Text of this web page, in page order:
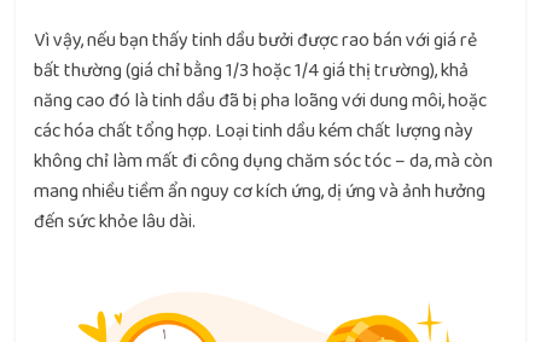
Vì vậy, nếu bạn thấy tinh dầu bưởi được rao bán với giá rẻ
bất thường (giá chỉ bằng 1/3 hoặc 1/4 giá thị trường), khả
năng cao đó là tinh dầu đã bị pha loãng với dung môi, hoặc
các hóa chất tổng hợp. Loại tinh dầu kém chất lượng này
không chỉ làm mất đi công dụng chăm sóc tóc – da, mà còn
mang nhiều tiềm ẩn nguy cơ kích ứng, dị ứng và ảnh hưởng
đến sức khỏe lâu dài.